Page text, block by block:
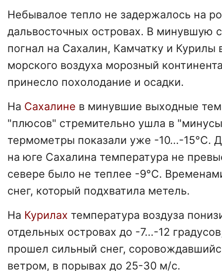
Небывалое тепло не задержалось на
дальвосточных островах. В минувшую
погнал на Сахалин, Камчатку и Курилы
морского воздуха морозный
принесло похолодание и осадки.
На Сахалине в минувшие выходные
"плюсов" стремительно ушла в
термометры показали уже -10...-15°C.
на юге Сахалина температура не
севере было не теплее -9°C.
снег, который подхватила метель.
На Курилах температура воздуза
отдельных островах до -7...-12
прошел сильный снег,
ветром, в порывах до 25-30 м/с.